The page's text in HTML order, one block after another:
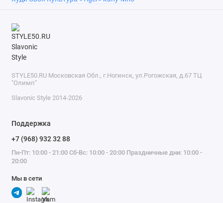
STYLE50.RU Московская Обл., г.Ногинск, ул.Рогожская, д.67 ТЦ
"Олимп"
Slavonic Style 2014-2026
Поддержка
+7 (968) 932 32 88
Пн-Пт: 10:00 - 21:00 Сб-Вс: 10:00 - 20:00 Праздничные дни: 10:00 -
20:00
Мы в сети